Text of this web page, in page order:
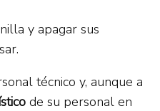
y apagar sus
técnico y, aunque a
de su personal en